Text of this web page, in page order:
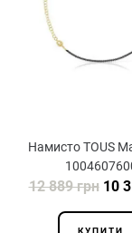
Намисто TOUS
12 889 грн10
КУПИТИ